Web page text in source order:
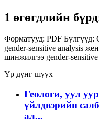
1 өгөгдлийн
Форматууд: PDF Бүлгүүд:
gender-sensitive analysis
шинжилгээ gender-
Үр дүнг шүүх
Геологи, уул
үйлдвэрийн
ал...